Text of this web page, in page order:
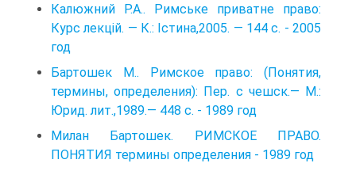
Калюжний Р.А.. Римське приватне право:
Курс лекцій. — К.: Істина,2005. — 144 с. - 2005
год
Бартошек М.. Римское право: (Понятия,
термины, определения): Пер. с чешск.— М.:
Юрид. лит.,1989.— 448 с. - 1989 год
Милан Бартошек. РИМСКОЕ ПРАВО.
ПОНЯТИЯ термины определения - 1989 год